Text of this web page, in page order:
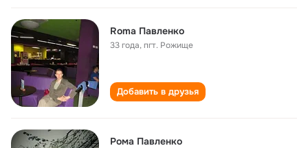
Roma Павленко
33 года,пгт. Рожище
Добавить в друзья
Рома Павленко